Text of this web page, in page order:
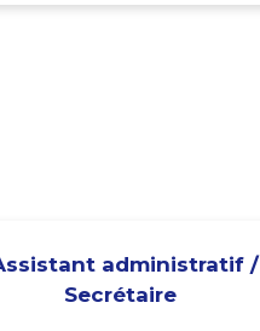
administratif /
Secrétaire